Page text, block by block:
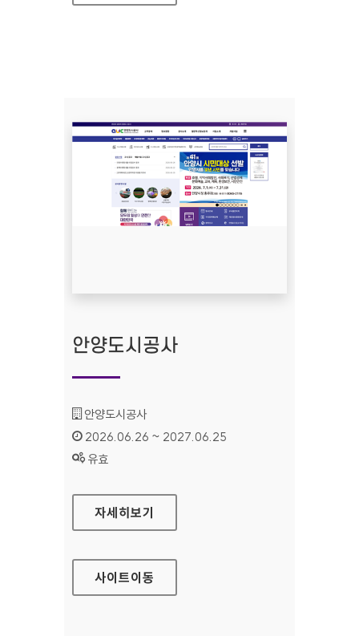
안양도시공사
기관명 :
안양도시공사
인증기간 :
2026.06.26 ~ 2027.06.25
상태 :
유효
안양도시공사
자세히보기
사이트이동